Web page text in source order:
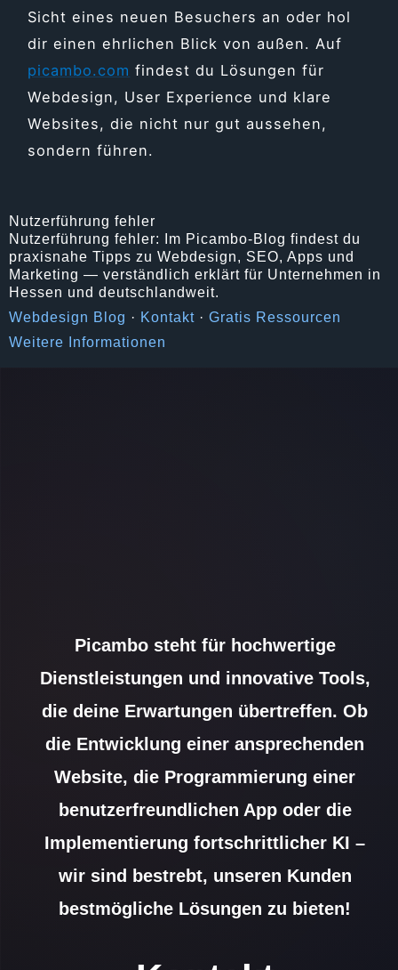
Sicht eines neuen Besuchers an oder hol
dir einen ehrlichen Blick von außen. Auf
picambo.com findest du Lösungen für
Webdesign, User Experience und klare
Websites, die nicht nur gut aussehen,
sondern führen.
Nutzerführung fehler
Nutzerführung fehler: Im Picambo-Blog findest du
praxisnahe Tipps zu Webdesign, SEO, Apps und
Marketing — verständlich erklärt für Unternehmen in
Hessen und deutschlandweit.
Webdesign Blog · Kontakt · Gratis Ressourcen
Weitere Informationen
Picambo steht für hochwertige
Dienstleistungen und innovative Tools,
die deine Erwartungen übertreffen. Ob
die Entwicklung einer ansprechenden
Website, die Programmierung einer
benutzerfreundlichen App oder die
Implementierung fortschrittlicher KI –
wir sind bestrebt, unseren Kunden
bestmögliche Lösungen zu bieten!